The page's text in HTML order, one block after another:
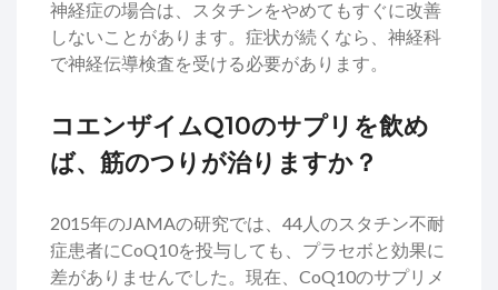
神経症の場合は、スタチンをやめてもすぐに改善
しないことがあります。症状が続くなら、神経科
で神経伝導検査を受ける必要があります。
コエンザイムQ10のサプリを飲め
ば、筋のつりが治りますか？
2015年のJAMAの研究では、44人のスタチン不耐
症患者にCoQ10を投与しても、プラセボと効果に
差がありませんでした。現在、CoQ10のサプリメ